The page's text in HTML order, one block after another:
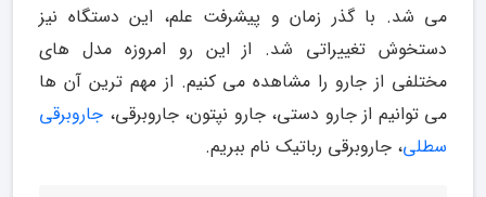
می شد. با گذر زمان و پیشرفت علم، این دستگاه نیز
دستخوش تغییراتی شد. از این رو امروزه مدل های
مختلفی از جارو را مشاهده می کنیم. از مهم ترین آن ها
می توانیم از جارو دستی، جارو نپتون، جاروبرقی، جاروبرقی
سطلی، جاروبرقی رباتیک نام ببریم.